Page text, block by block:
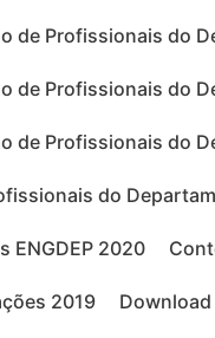
de Profissionais do
de Profissionais do
de Profissionais do
do
ENGDEP 2020
2019